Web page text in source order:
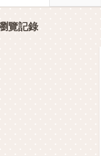
覽記錄